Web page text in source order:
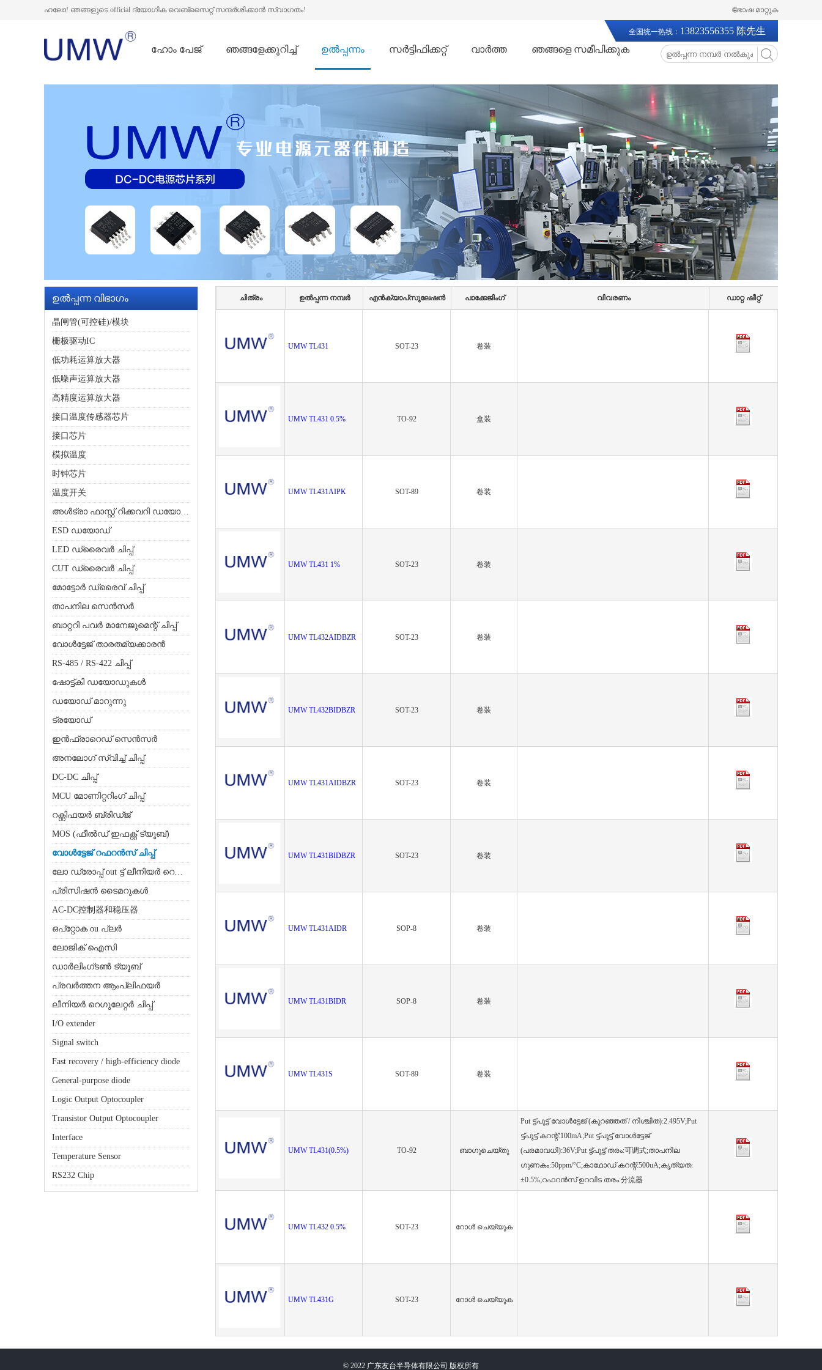
ഹലോ! ഞങ്ങളുടെ official ദ്യോഗിക വെബ്സൈറ്റ് സന്ദർശിക്കാൻ സ്വാഗതം! 🌐ഭാഷ മാറ്റുക
ഹോം പേജ് ഞങ്ങളേക്കുറിച്ച് ഉൽപ്പന്നം സർട്ടിഫിക്കറ്റ് വാർത്ത ഞങ്ങളെ സമീപിക്കുക
全国统一热线： 13823556355 陈先生
ഉൽപ്പന്ന വിഭാഗം
晶闸管(可控硅)/模块
栅极驱动IC
低功耗运算放大器
低噪声运算放大器
高精度运算放大器
接口温度传感器芯片
接口芯片
模拟温度
时钟芯片
温度开关
അൾട്രാ ഫാസ്റ്റ് റിക്കവറി ഡയോഡ്
ESD ഡയോഡ്
LED ഡ്രൈവർ ചിപ്പ്
CUT ഡ്രൈവർ ചിപ്പ്
മോട്ടോർ ഡ്രൈവ് ചിപ്പ്
താപനില സെൻസർ
ബാറ്ററി പവർ മാനേജുമെന്റ് ചിപ്പ്
വോൾട്ടേജ് താരതമ്യക്കാരൻ
RS-485 / RS-422 ചിപ്പ്
ഷോട്ട്കി ഡയോഡുകൾ
ഡയോഡ് മാറുന്നു
ട്രയോഡ്
ഇൻഫ്രാറെഡ് സെൻസർ
അനലോഗ് സ്വിച്ച് ചിപ്പ്
DC-DC ചിപ്പ്
MCU മോണിറ്ററിംഗ് ചിപ്പ്
റക്റ്റിഫയർ ബ്രിഡ്ജ്
MOS (ഫീൽഡ് ഇഫക്റ്റ് ട്യൂബ്)
വോൾട്ടേജ് റഫറൻസ് ചിപ്പ്
ലോ ഡ്രോപ്പ് out ട്ട് ലീനിയർ റെഗുലേറ്റർ (എൽ‌ഡി‌ഒ)
പ്രിസിഷൻ ടൈമറുകൾ
AC-DC控制器和稳压器
ഒപ്റ്റോക ou പ്ലർ
ലോജിക് ഐസി
ഡാർലിംഗ്ടൺ ട്യൂബ്
പ്രവർത്തന ആംപ്ലിഫയർ
ലീനിയർ റെഗുലേറ്റർ ചിപ്പ്
I/O extender
Signal switch
Fast recovery / high-efficiency diode
General-purpose diode
Logic Output Optocoupler
Transistor Output Optocoupler
Interface
Temperature Sensor
RS232 Chip
ചിത്രം ഉൽപ്പന്ന നമ്പർ എൻ‌ക്യാപ്‌സുലേഷൻ പാക്കേജിംഗ് വിവരണം ഡാറ്റ ഷീറ്റ്
UMW TL431 SOT-23 卷装
UMW TL431 0.5% TO-92 盒装
UMW TL431AIPK SOT-89 卷装
UMW TL431 1% SOT-23 卷装
UMW TL432AIDBZR SOT-23 卷装
UMW TL432BIDBZR SOT-23 卷装
UMW TL431AIDBZR SOT-23 卷装
UMW TL431BIDBZR SOT-23 卷装
UMW TL431AIDR SOP-8 卷装
UMW TL431BIDR SOP-8 卷装
UMW TL431S SOT-89 卷装
UMW TL431(0.5%) TO-92 ബാഗുചെയ്‌തു
Put ട്ട്‌പുട്ട് വോൾട്ടേജ് (കുറഞ്ഞത് / നിശ്ചിത):2.495V;Put
ട്ട്‌പുട്ട് കറന്റ്:100mA;Put ട്ട്‌പുട്ട് വോൾട്ടേജ്
(പരമാവധി):36V;Put ട്ട്‌പുട്ട് തരം:可调式;താപനില
ഗുണകം:50ppm/°C;കാഥോഡ് കറന്റ്:500uA;കൃത്യത:
±0.5%;റഫറൻസ് ഉറവിട തരം:分流器
UMW TL432 0.5% SOT-23 റോൾ ചെയ്യുക
UMW TL431G SOT-23 റോൾ ചെയ്യുക
© 2022 广东友台半导体有限公司 版权所有